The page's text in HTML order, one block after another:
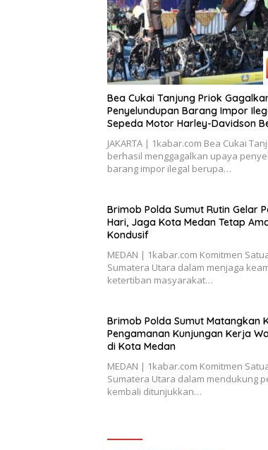
Bea Cukai Tanjung Priok
Penyelundupan Barang Impor
Sepeda Motor Harley-Davidson
JAKARTA | 1kabar.com Bea Cukai
berhasil menggagalkan upaya
barang impor ilegal berupa…
Brimob Polda Sumut Rutin Gelar
Hari, Jaga Kota Medan Tetap
Kondusif
MEDAN | 1kabar.com Komitmen
Sumatera Utara dalam menjaga
ketertiban masyarakat…
Brimob Polda Sumut Matangkan
Pengamanan Kunjungan Kerja
di Kota Medan
MEDAN | 1kabar.com Komitmen
Sumatera Utara dalam mendukung
kembali ditunjukkan…